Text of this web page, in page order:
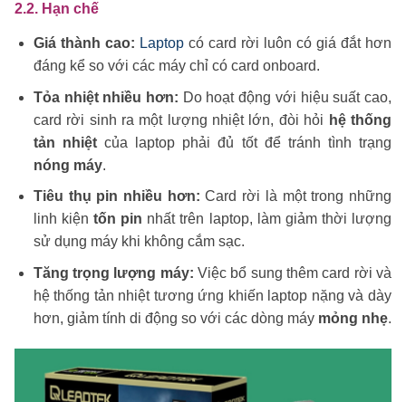
2.2. Hạn chế
Giá thành cao: Laptopcó card rời luôn có giá đắt hơn
đáng kể so với các máy chỉ có card onboard.
Tỏa nhiệt nhiều hơn: Do hoạt động với hiệu suất cao,
card rời sinh ra một lượng nhiệt lớn, đòi hỏi hệ thống
tản nhiệtcủa laptop phải đủ tốt để tránh tình trạng
nóng máy.
Tiêu thụ pin nhiều hơn: Card rời là một trong những
linh kiệntốn pin nhất trên laptop, làm giảm thời lượng
sử dụng máy khi không cắm sạc.
Tăng trọng lượng máy: Việc bổ sung thêm card rời và
hệ thống tản nhiệt tương ứng khiến laptop nặng và dày
hơn, giảm tính di động so với các dòng máy mỏng nhẹ.